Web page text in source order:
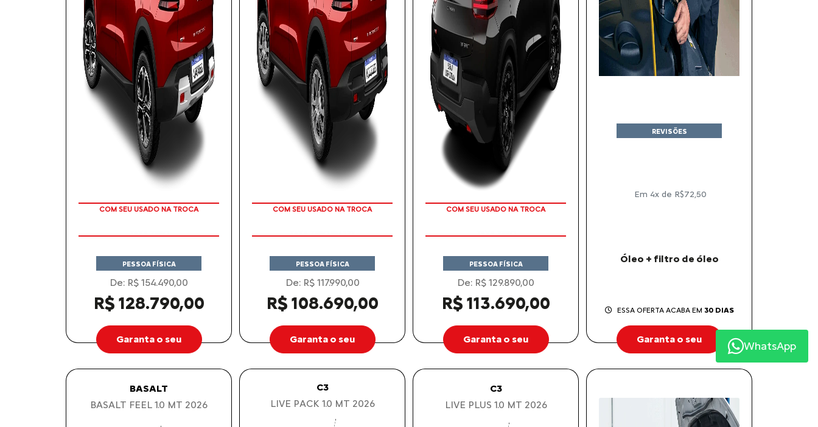
PESSOA FÍSICA
De: R$ 154.490,00
R$ 128.790,00
Garanta o seu
PESSOA FÍSICA
De: R$ 117.990,00
R$ 108.690,00
Garanta o seu
PESSOA FÍSICA
De: R$ 129.890,00
R$ 113.690,00
Garanta o seu
Óleo + filtro de óleo
REVISÕES
Em 4x de R$72,50
ESSA OFERTA ACABA EM 30 DIAS
Garanta o seu
BASALT
BASALT FEEL 1.0 MT 2026
C3
LIVE PACK 1.0 MT 2026
C3
LIVE PLUS 1.0 MT 2026
WhatsApp